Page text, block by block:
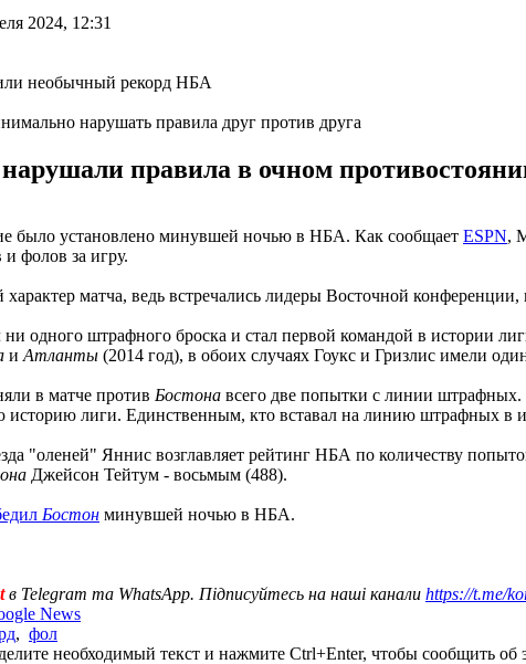
2024, 12:31
нарушать правила друг против друга
правила в очном
было установлено минувшей ночью в НБА. Как сообщает ESPN,
фолов за игру.
матча, ведь встречались лидеры Восточной
одного штрафного броска и стал первой командой в истории
и Атланты (2014 год), в обоих случаях Гоукс и Гризлис имели
в матче против Бостона всего две попытки с линии
историю лиги. Единственным, кто вставал на линию штрафных в
"оленей" Яннис возглавляет рейтинг НБА по количеству
Джейсон Тейтум - восьмым (488).
Бостон минувшей ночью в НБА.
в Telegram та WhatsApp. Підписуйтесь на наші канали https://t.me/
News
, фол
необходимый текст и нажмите Ctrl+Enter, чтобы сообщить об